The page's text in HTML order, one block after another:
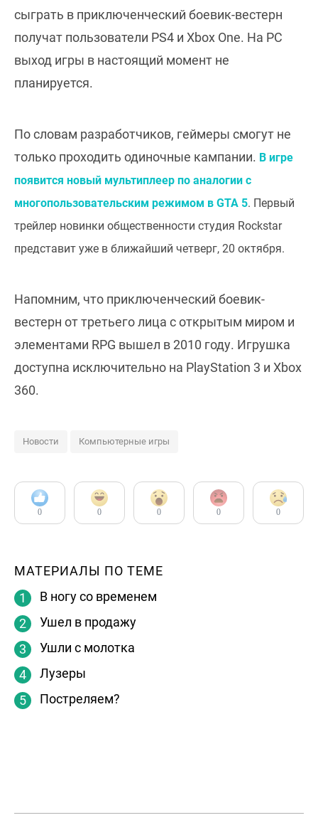
сыграть в приключенческий боевик-вестерн
получат пользователи PS4 и Xbox One. На PC
выход игры в настоящий момент не
планируется.
По словам разработчиков, геймеры смогут не
только проходить одиночные кампании. В игре
появится новый мультиплеер по аналогии с
многопользовательским режимом в GTA 5. Первый
трейлер новинки общественности студия Rockstar
представит уже в ближайший четверг, 20 октября.
Напомним, что приключенческий боевик-
вестерн от третьего лица с открытым миром и
элементами RPG вышел в 2010 году. Игрушка
доступна исключительно на PlayStation 3 и Xbox
360.
Новости Компьютерные игры
0 0 0 0 0
МАТЕРИАЛЫ ПО ТЕМЕ
В ногу со временем
Ушел в продажу
Ушли с молотка
Лузеры
Постреляем?